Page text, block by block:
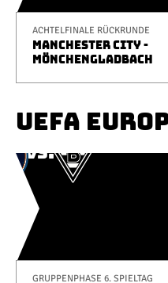
ACHTELFINALE RÜCKRUNDE
MANCHESTER CITY -
MÖNCHENGLADBACH
UEFA
GRUPPENPHASE 6. SPIELTAG